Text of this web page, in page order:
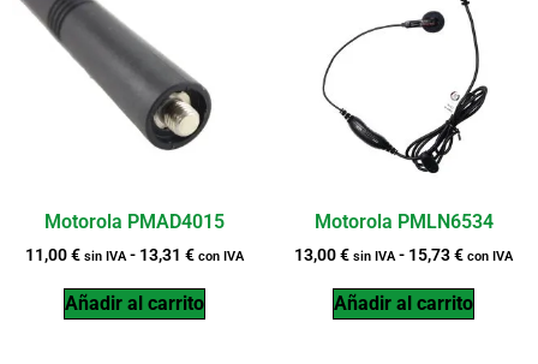
Motorola PMAD4015
11,00€ sin IVA- 13,31 € con IVA
Añadir al carrito
Motorola PMLN6534
13,00€ sin IVA- 15,73€ con IVA
Añadir al carrito